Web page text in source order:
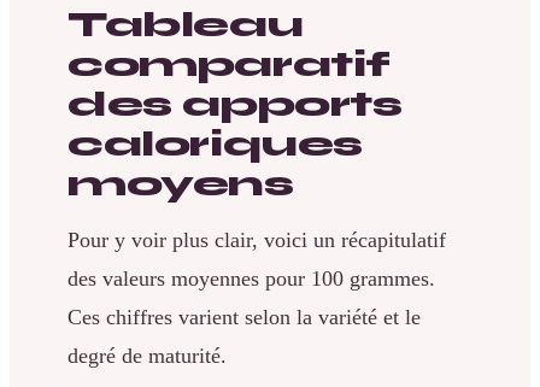
Tableau
comparatif
des apports
caloriques
moyens
Pour y voir plus clair, voici un récapitulatif
des valeurs moyennes pour 100 grammes.
Ces chiffres varient selon la variété et le
degré de maturité.